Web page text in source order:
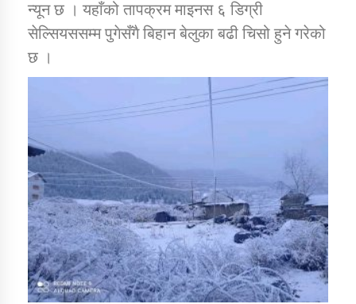
तातोपानी गाउँपालिकाको न्यायिक समिति सम्बन्धी सन्देश
तातोपानी गाउँपालिका जुम्लाको महिला तथा लैङ्गिक हिंसा
तातोपानी गाउँपालिका जुम्लाको महिनावारी सम्बन्धिकाे
सन्देश
तातोपानी गाउँपालिका जुम्लाको बालविवाह सन्देश
तातोपानी गाउँपालिका जुम्लाको सूचना
न्यून छ । यहाँको तापक्रम माइनस ६ डिग्री
सेल्सियससम्म पुगेसँगै बिहान बेलुका बढी चिसो हुने गरेको
छ ।